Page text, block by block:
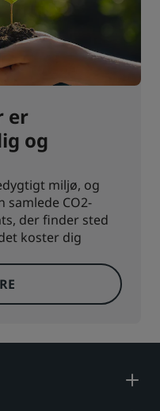
er
og
miljø, og
samlede CO2-
der finder sted
koster dig